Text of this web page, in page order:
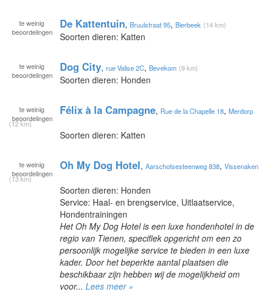
te weinig
beoordelingen
De Kattentuin, Bruulstraat 95, Bierbeek (14 km)
Soorten dieren: Katten
te weinig
beoordelingen
Dog City, rue Valise 2C, Bevekom (9 km)
Soorten dieren: Honden
te weinig
beoordelingen
Félix à la Campagne, Rue de la Chapelle 18, Merdorp
(12 km)
Soorten dieren: Katten
te weinig
beoordelingen
Oh My Dog Hotel, Aarschotsesteenweg 838, Vissenaken
(13 km)
Soorten dieren: Honden
Service: Haal- en brengservice, Uitlaatservice,
Hondentrainingen
Het Oh My Dog Hotel is een luxe hondenhotel in de
regio van Tienen, specifiek opgericht om een zo
persoonlijk mogelijke service te bieden in een luxe
kader. Door het beperkte aantal plaatsen die
beschikbaar zijn hebben wij de mogelijkheid om
voor... Lees meer »